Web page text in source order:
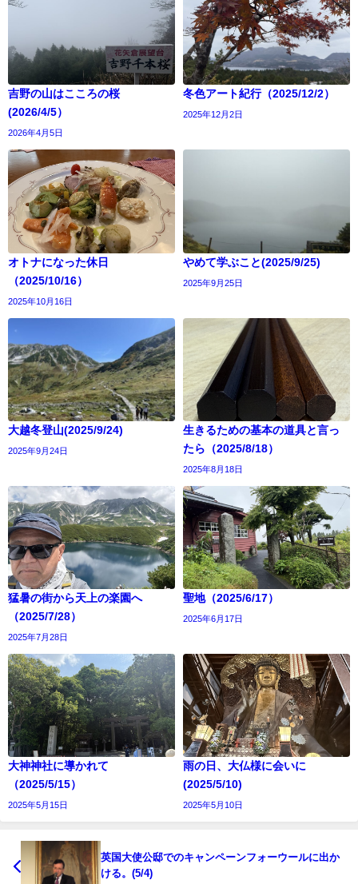
吉野の山はこころの桜
(2026/4/5）
2026年4月5日
冬色アート紀行（2025/12/2）
2025年12月2日
オトナになった休日
（2025/10/16）
2025年10月16日
やめて学ぶこと(2025/9/25)
2025年9月25日
大越冬登山(2025/9/24)
2025年9月24日
生きるための基本の道具と言っ
たら（2025/8/18）
2025年8月18日
猛暑の街から天上の楽園へ
（2025/7/28）
2025年7月28日
聖地（2025/6/17）
2025年6月17日
大神神社に導かれて
（2025/5/15）
2025年5月15日
雨の日、大仏様に会いに
(2025/5/10)
2025年5月10日
英国大使公邸でのキャンペーンフォーウールに出か
ける。(5/4)